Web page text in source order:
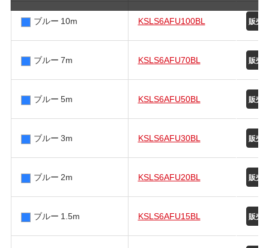
ブルー 10m KSLS6AFU100BL
ブルー 7m KSLS6AFU70BL
ブルー 5m KSLS6AFU50BL
ブルー 3m KSLS6AFU30BL
ブルー 2m KSLS6AFU20BL
ブルー 1.5m KSLS6AFU15BL